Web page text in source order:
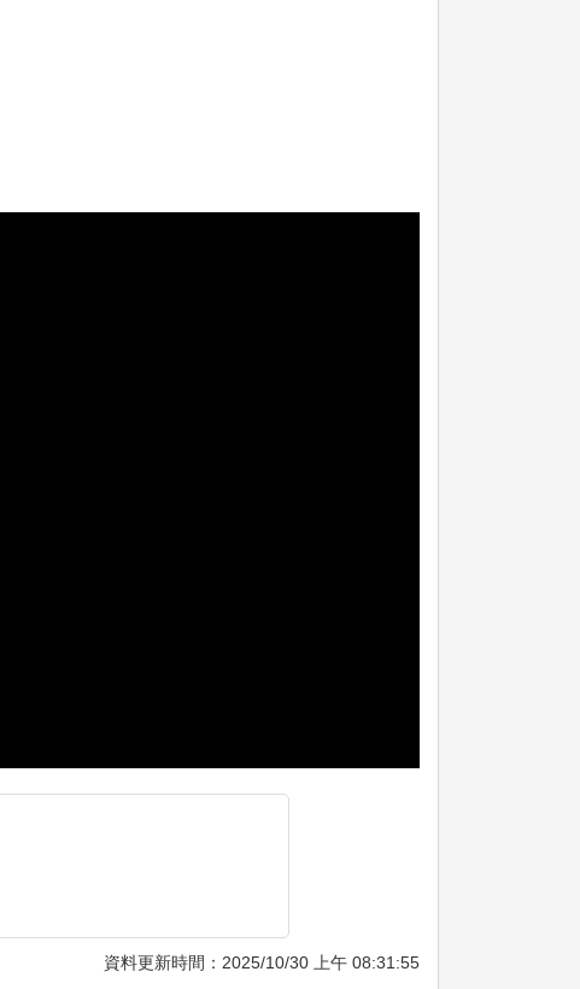
資料更新時間：2025/10/30 上午 08:31:55